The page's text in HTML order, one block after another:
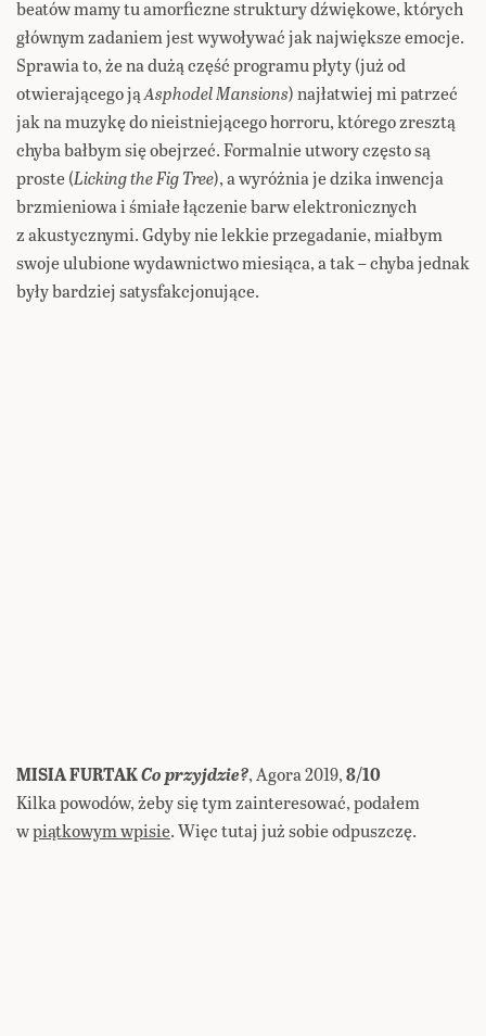
beatów mamy tu amorficzne struktury dźwiękowe, których
głównym zadaniem jest wywoływać jak największe emocje.
Sprawia to, że na dużą część programu płyty (już od
otwierającego jąAsphodel Mansions) najłatwiej mi patrzeć
jak na muzykę do nieistniejącego horroru, którego zresztą
chyba bałbym się obejrzeć. Formalnie utwory często są
proste (Licking the Fig Tree), a wyróżnia je dzika inwencja
brzmieniowa i śmiałe łączenie barw elektronicznych
z akustycznymi. Gdyby nie lekkie przegadanie, miałbym
swoje ulubione wydawnictwo miesiąca, a tak – chyba jednak
były bardziej satysfakcjonujące.
MISIA FURTAKCo przyjdzie?, Agora 2019,8/10
Kilka powodów, żeby się tym zainteresować, podałem
wpiątkowym wpisie. Więc tutaj już sobie odpuszczę.